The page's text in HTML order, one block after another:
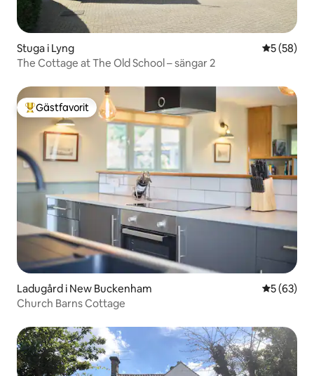
Stuga i Lyng 5 av 5 i
5 (58)
The Cottage at The Old School – sängar 2
Populär gästfavorit
Gästfavorit
Ladugård i New Buckenham 5 av 5 i
5 (63)
Church Barns Cottage